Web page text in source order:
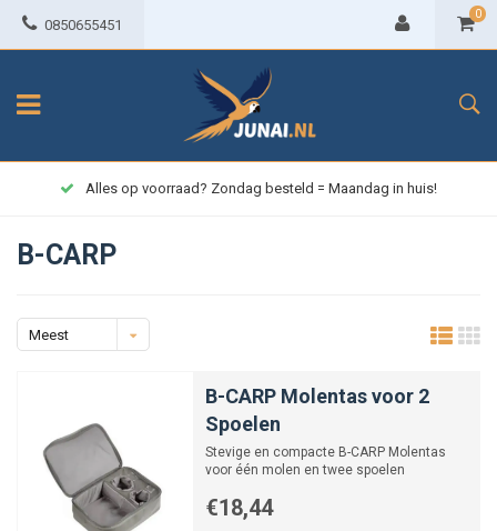
0850655451
0
Alles op voorraad? Zondag besteld = Maandag in huis!
B-CARP
Meest
B-CARP Molentas voor 2
Spoelen
Stevige en compacte B-CARP Molentas
voor één molen en twee spoelen
€18,44